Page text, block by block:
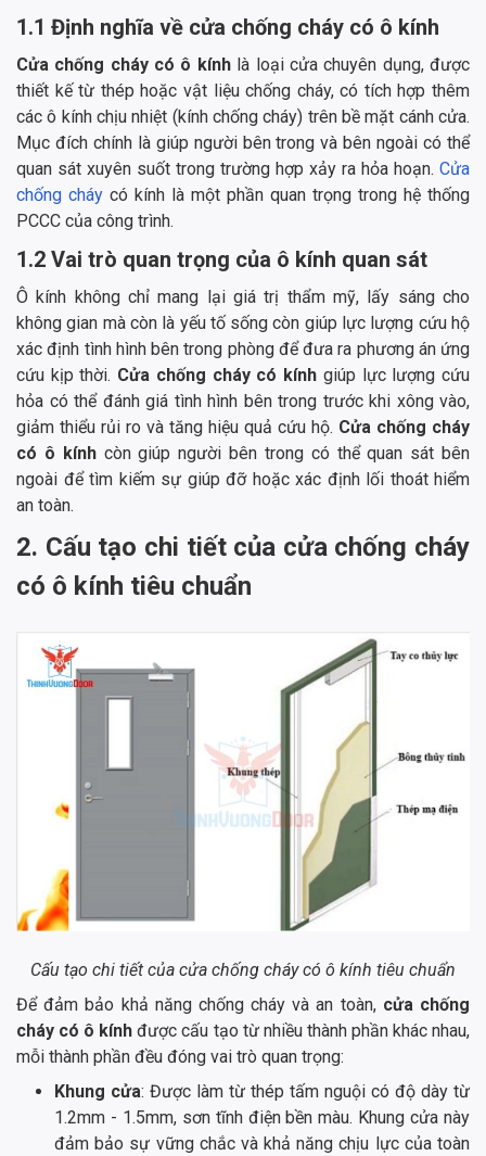
1.1 Định nghĩa về cửa chống cháy có ô kính
Cửa chống cháy có ô kínhlà loại cửa chuyên dụng, được
thiết kế từ thép hoặc vật liệu chống cháy, có tích hợp thêm
các ô kính chịu nhiệt (kính chống cháy) trên bề mặt cánh cửa.
Mục đích chính là giúp người bên trong và bên ngoài có thể
quan sát xuyên suốt trong trường hợp xảy ra hỏa hoạn. Cửa
chống cháy có kính là một phần quan trọng trong hệ thống
PCCC của công trình.
1.2 Vai trò quan trọng của ô kính quan sát
Ô kính không chỉ mang lại giá trị thẩm mỹ, lấy sáng cho
không gian mà còn là yếu tố sống còn giúp lực lượng cứu hộ
xác định tình hình bên trong phòng để đưa ra phương án ứng
cứu kịp thời. Cửa chống cháy có kính giúp lực lượng cứu
hỏa có thể đánh giá tình hình bên trong trước khi xông vào,
giảm thiểu rủi ro và tăng hiệu quả cứu hộ. Cửa chống cháy
có ô kínhcòn giúp người bên trong có thể quan sát bên
ngoài để tìm kiếm sự giúp đỡ hoặc xác định lối thoát hiểm
an toàn.
2. Cấu tạo chi tiết của cửa chống cháy
có ô kính tiêu chuẩn
Cấu tạo chi tiết của cửa chống cháy có ô kính tiêu chuẩn
Để đảm bảo khả năng chống cháy và an toàn, cửa chống
cháy có ô kínhđược cấu tạo từ nhiều thành phần khác nhau,
mỗi thành phần đều đóng vai trò quan trọng:
Khung cửa: Được làm từ thép tấm nguội có độ dày từ
1.2mm - 1.5mm, sơn tĩnh điện bền màu. Khung cửa này
đảm bảo sự vững chắc và khả năng chịu lực của toàn